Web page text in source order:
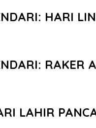
HARI
RAKER
LAHIR